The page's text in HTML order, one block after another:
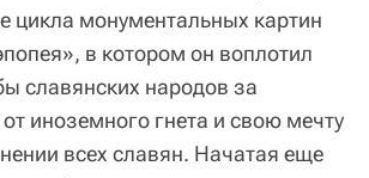
цикла монументальных картин
в котором он воплотил
славянских народов за
иноземного гнета и свою мечту
всех славян. Начатая еще